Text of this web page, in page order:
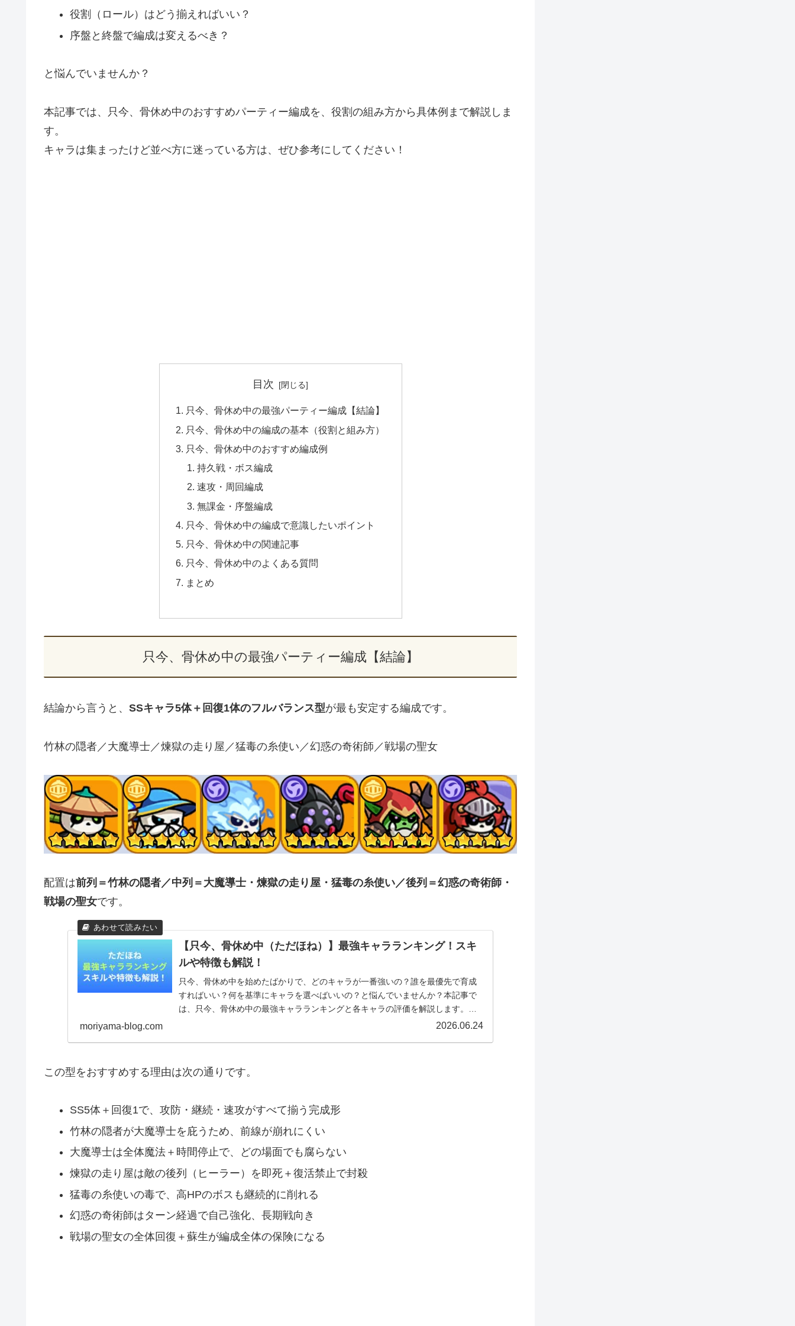
役割（ロール）はどう揃えればいい？
序盤と終盤で編成は変えるべき？
と悩んでいませんか？
本記事では、只今、骨休め中のおすすめパーティー編成を、役割の組み方から具体例まで解説しま
す。
キャラは集まったけど並べ方に迷っている方は、ぜひ参考にしてください！
目次
只今、骨休め中の最強パーティー編成【結論】
只今、骨休め中の編成の基本（役割と組み方）
只今、骨休め中のおすすめ編成例
持久戦・ボス編成
速攻・周回編成
無課金・序盤編成
只今、骨休め中の編成で意識したいポイント
只今、骨休め中の関連記事
只今、骨休め中のよくある質問
まとめ
只今、骨休め中の最強パーティー編成【結論】
結論から言うと、 SSキャラ5体＋回復1体のフルバランス型が最も安定する編成です。
竹林の隠者／大魔導士／煉獄の走り屋／猛毒の糸使い／幻惑の奇術師／戦場の聖女
配置は前列＝竹林の隠者／中列＝大魔導士・煉獄の走り屋・猛毒の糸使い／後列＝幻惑の奇術師・
戦場の聖女です。
【只今、骨休め中（ただほね）】最強キャラランキング！スキ
ルや特徴も解説！
只今、骨休め中を始めたばかりで、どのキャラが一番強いの？誰を最優先で育成
すればいい？何を基準にキャラを選べばいいの？と悩んでいませんか？本記事で
は、只今、骨休め中の最強キャラランキングと各キャラの評価を解説します。最
moriyama-blog.com 2026.06.24
この型をおすすめする理由は次の通りです。
SS5体＋回復1で、攻防・継続・速攻がすべて揃う完成形
竹林の隠者が大魔導士を庇うため、前線が崩れにくい
大魔導士は全体魔法＋時間停止で、どの場面でも腐らない
煉獄の走り屋は敵の後列（ヒーラー）を即死＋復活禁止で封殺
猛毒の糸使いの毒で、高HPのボスも継続的に削れる
幻惑の奇術師はターン経過で自己強化、長期戦向き
戦場の聖女の全体回復＋蘇生が編成全体の保険になる